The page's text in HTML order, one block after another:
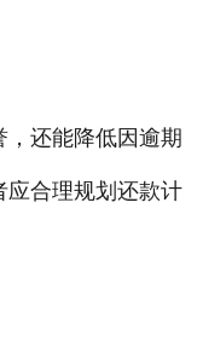
还能降低因逾期
应合理规划还款计